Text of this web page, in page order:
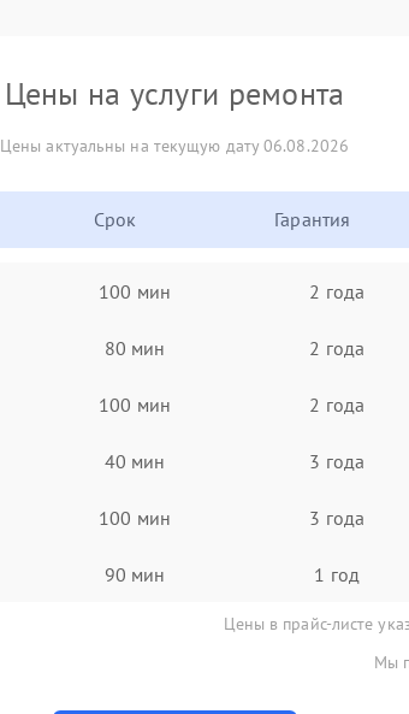
Цены на услуги ремонта
Цены актуальны на текущую дату 06.08.2026
Срок Гарантия
100 мин 2 года
80 мин 2 года
100 мин 2 года
40 мин 3 года
100 мин 3 года
90 мин 1 год
Цены в прайс-листе
Мы